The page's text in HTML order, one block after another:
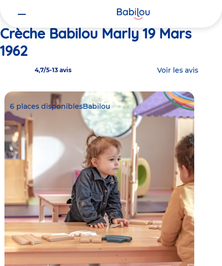
Crèche Babilou Marly 19 Mars
1962
4,7/5-13 avis Voir les avis
6 places disponiblesBabilou